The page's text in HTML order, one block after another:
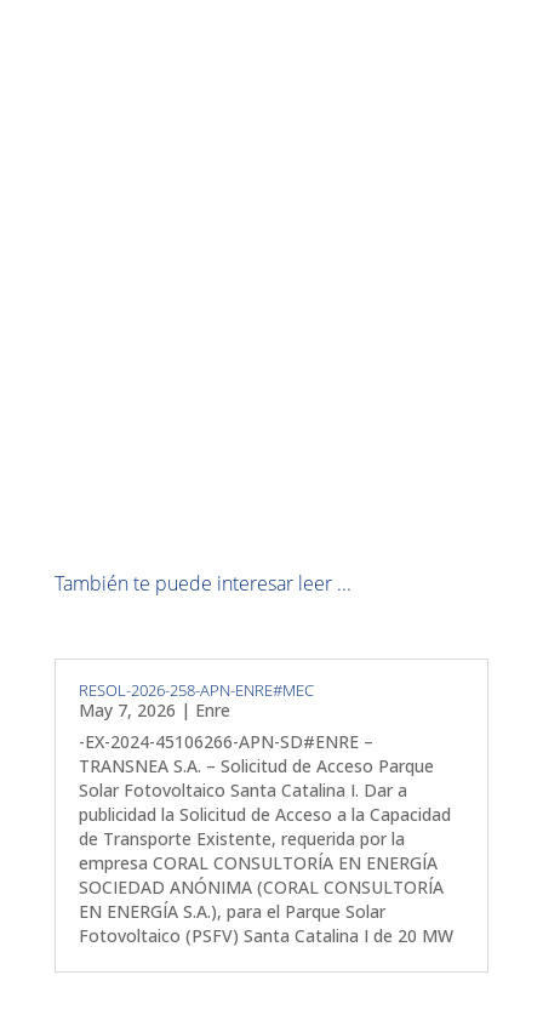
También te puede interesar leer ...
RESOL-2026-258-APN-ENRE#MEC
May 7, 2026 | Enre
-EX-2024-45106266-APN-SD#ENRE –
TRANSNEA S.A. – Solicitud de Acceso Parque
Solar Fotovoltaico Santa Catalina I. Dar a
publicidad la Solicitud de Acceso a la Capacidad
de Transporte Existente, requerida por la
empresa CORAL CONSULTORÍA EN ENERGÍA
SOCIEDAD ANÓNIMA (CORAL CONSULTORÍA
EN ENERGÍA S.A.), para el Parque Solar
Fotovoltaico (PSFV) Santa Catalina I de 20 MW